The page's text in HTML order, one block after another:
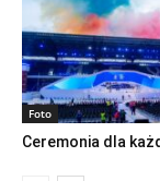
Foto
Ceremonia dla